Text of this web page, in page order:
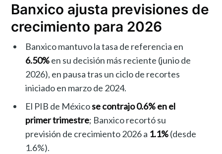
Banxico ajusta previsiones de
crecimiento para 2026
Banxico mantuvo la tasa de referencia en
6.50%en su decisión más reciente (junio de
2026), en pausa tras un ciclo de recortes
iniciado en marzo de 2024.
El PIB de Méxicose contrajo 0.6% en el
primer trimestre; Banxico recortó su
previsión de crecimiento 2026 a 1.1%(desde
1.6%).